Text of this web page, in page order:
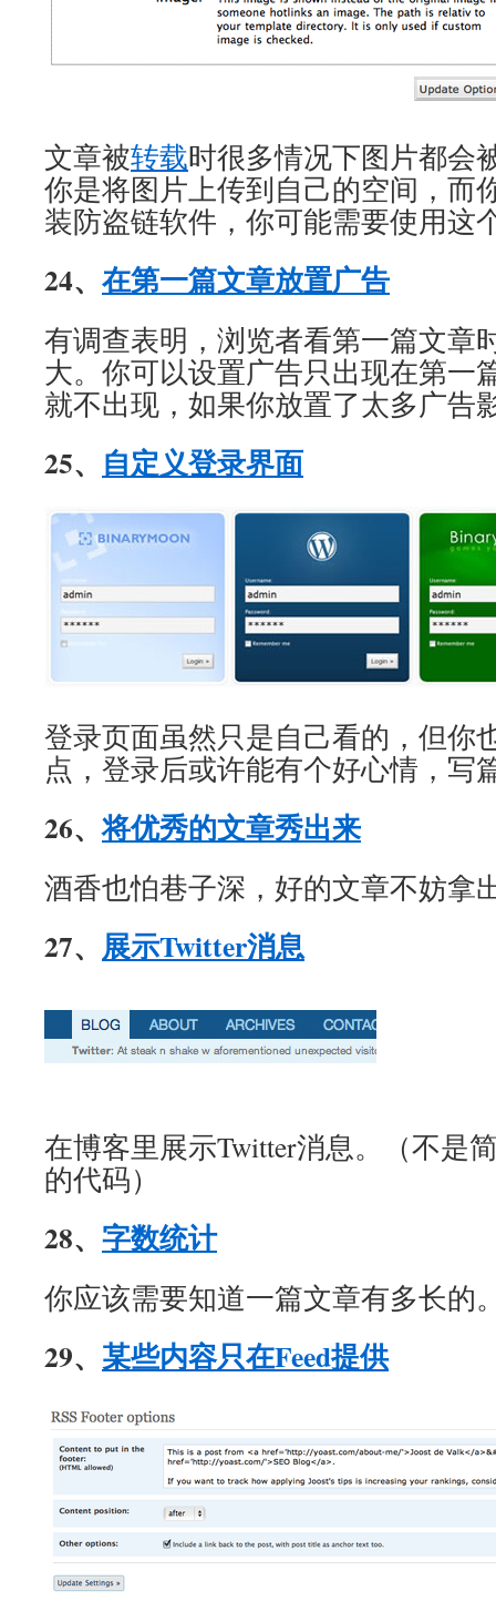
文章被转载时很多情况下图片都会
你是将图片上传到自己的空间，而
装防盗链软件，你可能需要使用这
24、 在第一篇文章放置广告
有调查表明，浏览者看第一篇文章
大。你可以设置广告只出现在第一
就不出现，如果你放置了太多广告
25、 自定义登录界面
登录页面虽然只是自己看的，但你
点，登录后或许能有个好心情，写
26、将优秀的文章秀出来
酒香也怕巷子深，好的文章不妨拿
27、 展示Twitter消息
在博客里展示Twitter消息。（不是
的代码）
28、 字数统计
你应该需要知道一篇文章有多长的
29、 某些内容只在Feed提供